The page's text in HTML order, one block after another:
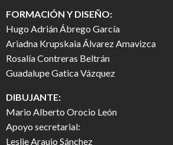
FORMACIÓN Y DISEÑO:
Hugo Adrián Ábrego García
Ariadna Krupskaia Álvarez Amavizca
Rosalía Contreras Beltrán
Guadalupe Gatica Vázquez
DIBUJANTE:
Mario Alberto Orocio León
Apoyo secretarial:
Leslie Araujo Sánchez